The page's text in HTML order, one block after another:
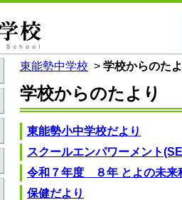
東能勢中学校 > 学校からのた
学校からのたより
東能勢小中学校だより
スクールエンパワーメント
令和７年度 ８年 とよの未来
保健だより